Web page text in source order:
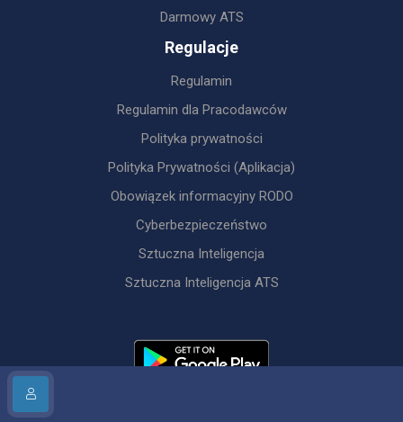
Darmowy ATS
Regulacje
Regulamin
Regulamin dla Pracodawców
Polityka prywatności
Polityka Prywatności (Aplikacja)
Obowiązek informacyjny RODO
Cyberbezpieczeństwo
Sztuczna Inteligencja
Sztuczna Inteligencja ATS